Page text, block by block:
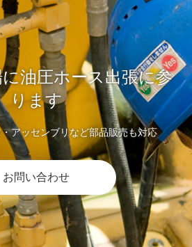
油圧ホース出張に参
ります
アッセンブリなど部品販売も対応
お問い合わせ